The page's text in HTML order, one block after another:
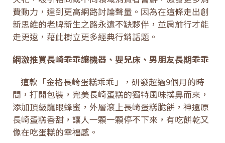
費動力，達到更高網路討論聲量。因為在這條走出創
新思維的老牌新生之路永遠不缺夥伴，並肩前行才能
走更遠，藉此樹立更多經典行銷話題。
網激推買長崎乖乖讓機器、嬰兒床、男朋友長期乖乖
這款「金格長崎蛋糕乖乖」，研發超過9個月的時
間，打開包裝，完美長崎蛋糕的獨特風味撲鼻而來，
添加頂級龍眼蜂蜜，外層滾上長崎蛋糕脆餅，神還原
長崎蛋糕香甜，讓人一顆一顆停不下來，有吃餅乾又
像在吃蛋糕的幸福感。